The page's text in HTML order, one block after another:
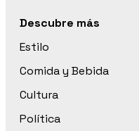
Descubre más
Estilo
Comida y Bebida
Cultura
Política